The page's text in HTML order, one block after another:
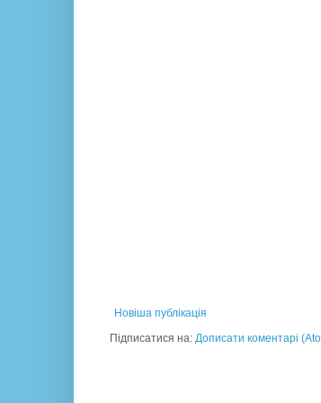
Новіша публікація
Підписатися на: Дописати коментарі